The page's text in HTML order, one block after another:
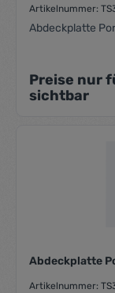
Artikelnummer:
Abdeckplatte
Preise nur
sichtbar
Abdeckplatte
Artikelnummer: